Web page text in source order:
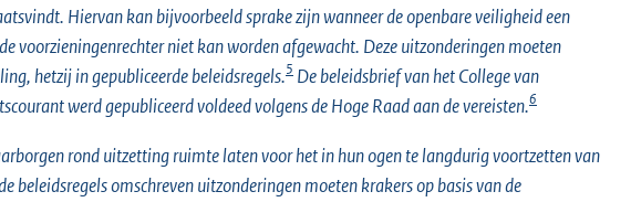
Hiervan kan bijvoorbeeld sprake zijn wanneer de openbare veiligheid een
voorzieningenrechter niet kan worden afgewacht. Deze uitzonderingen moeten
hetzij in gepubliceerde beleidsregels.5 De beleidsbrief van het College van
werd gepubliceerd voldeed volgens de Hoge Raad aan de vereisten.6
rond uitzetting ruimte laten voor het in hun ogen te langdurig voortzetten van
beleidsregels omschreven uitzonderingen moeten krakers op basis van de